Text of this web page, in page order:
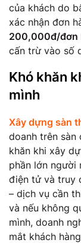
của khách do
xác nhận đơn
200,000đ/đơn
cấn trừ vào số
Khó khăn
mình
Xây dựng sàn
doanh trên sàn
khăn khi xây
phần lớn người
điện tử và truy
– dịch vụ cần
và nếu không
mình, doanh
mắt khách